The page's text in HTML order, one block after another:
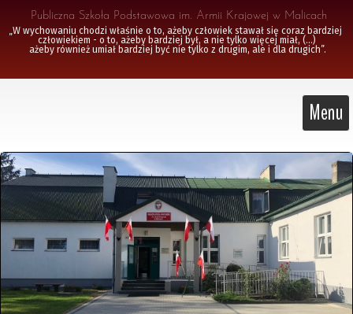
Publiczna Szkoła Podstawowa im. Armii Krajowej w Malicach
„W wychowaniu chodzi właśnie o to, ażeby człowiek stawał się coraz bardziej
człowiekiem - o to, ażeby bardziej był, a nie tylko więcej miał, (...)
ażeby również umiał bardziej być nie tylko z drugim, ale i dla drugich”.
Menu